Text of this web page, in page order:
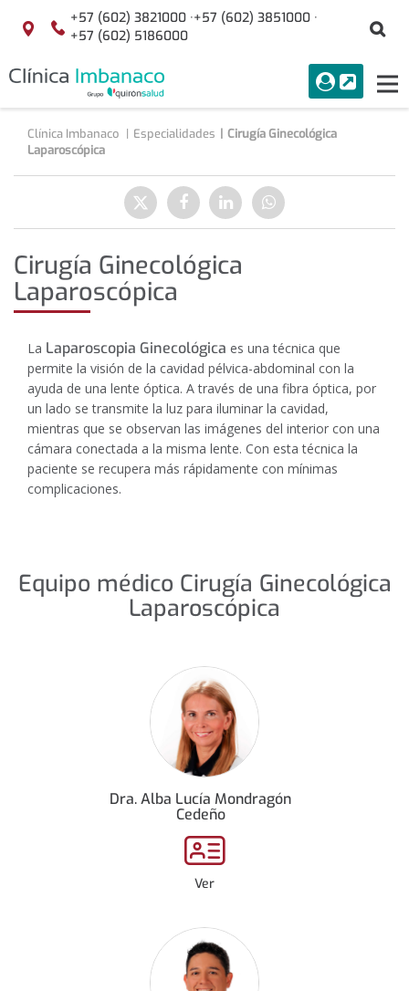
Saltar al contenido
Localización
+57 (602) 3821000 ·+57 (602) 3851000 ·
+57 (602) 5186000
menuAcceso
Buscar
Clínica Imbanaco Especialidades
Cirugía Ginecológica
Laparoscópica
Cirugía Ginecológica
Laparoscópica
Enviar
a
Compartir
en
Compartir
en
Compartir
en
La Laparoscopia Ginecológica es una técnica que
permite la visión de la cavidad pélvica-abdominal con la
ayuda de una lente óptica. A través de una fibra óptica, por
un lado se transmite la luz para iluminar la cavidad,
mientras que se observan las imágenes del interior con una
cámara conectada a la misma lente. Con esta técnica la
paciente se recupera más rápidamente con mínimas
complicaciones.
Equipo médico Cirugía Ginecológica
Laparoscópica
Dra. Alba Lucía Mondragón
Cedeño
Ver